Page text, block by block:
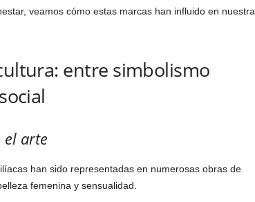
veamos cómo estas marcas han influido en nuestra
entre simbolismo
el arte
han sido representadas en numerosas obras de
femenina y sensualidad.